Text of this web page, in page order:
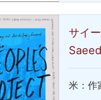
サイ
米：作